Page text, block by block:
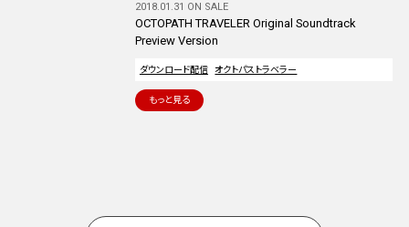
2018.01.31 ON SALE
OCTOPATH TRAVELER Original Soundtrack
Preview Version
ダウンロード配信 オクトパストラベラー
もっと見る